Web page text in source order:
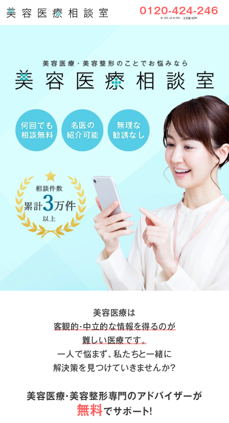
0120-424-246
9:00〜24:00／土日祝もOK
美容医療は
客観的・中立的な情報を得るのが
難しい医療です。
一人で悩まず、私たちと一緒に
解決策を見つけていきませんか？
美容医療・美容整形専門のアドバイザーが
無料でサポート！